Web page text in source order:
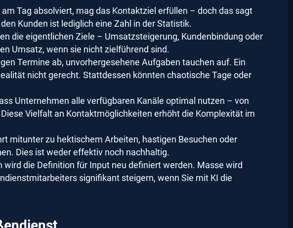
Tag absolviert, mag das Kontaktziel erfüllen – doch das sagt
Kunden ist lediglich eine Zahl in der Statistik.
die eigentlichen Ziele – Umsatzsteigerung, Kundenbindung oder
Umsatz, wenn sie nicht zielführend sind.
Termine ab, unvorhergesehene Aufgaben tauchen auf. Ein
nicht gerecht. Stattdessen könnten chaotische Tage oder
Unternehmen alle verfügbaren Kanäle optimal nutzen – von
Vielfalt an Kontaktmöglichkeiten erhöht die Komplexität im
mitunter zu hektischem Arbeiten, hastigen Besuchen oder
Dies ist weder effektiv noch nachhaltig.
die Definition für Input neu definiert werden. Masse wird
signifikant steigern, wenn Sie mit KI die